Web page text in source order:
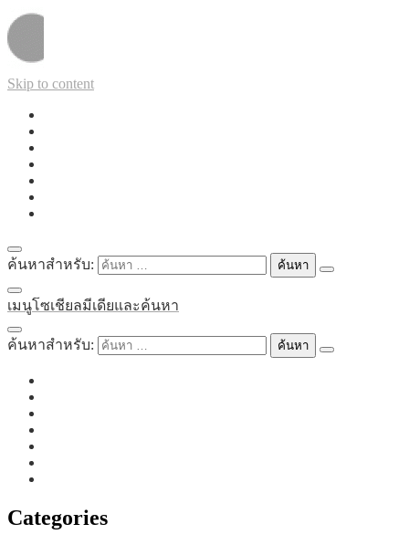
Skip to content
ค้นหาสำหรับ:
เมนูโซเชียลมีเดียและค้นหา
ค้นหาสำหรับ:
Categories